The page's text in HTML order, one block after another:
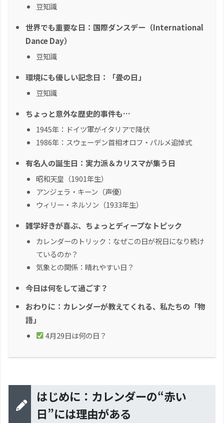
豆知識
世界でも重要な日：国際ダンスデー（International
Dance Day）
豆知識
環境にも優しい記念日：「畳の日」
豆知識
ちょっと意外な歴史的事件も…
1945年：ドイツ軍がイタリアで降伏
1986年：スウェーデン首相オロフ・パルメ追悼式
有名人の誕生日：実力派＆カリスマが集う日
昭和天皇（1901年生）
アンジェラ・キーン（声優）
ウィリー・ネルソン（1933年生）
雑学好きが喜ぶ、ちょっとディープなトピック
カレンダーのトリック：なぜこの日が祝日になり続け
ているのか？
気象との関係：晴れやすい日？
今日は何をして過ごす？
おわりに：カレンダーが教えてくれる、私たちの「物
語」
4月29日は何の日？
はじめに：カレンダーの“赤い
日”には理由がある